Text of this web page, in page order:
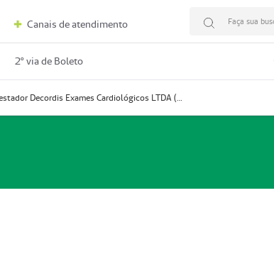
Canais de atendimento Faça sua
2º via de Boleto
Prestador Decordis Exames Cardiológicos LTDA (51004346-0)